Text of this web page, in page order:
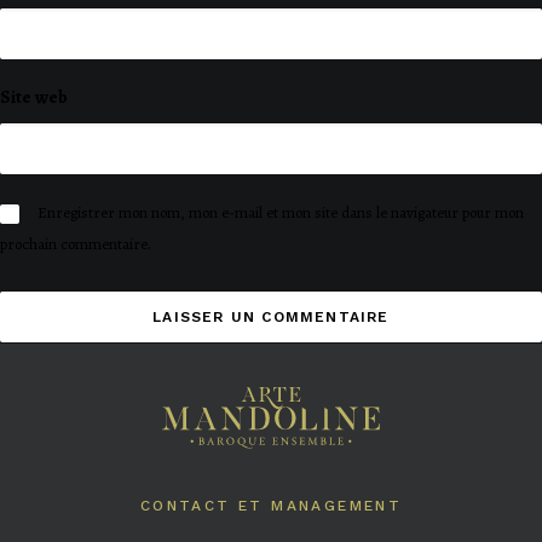
Site web
Enregistrer mon nom, mon e-mail et mon site dans le navigateur pour mon
prochain commentaire.
CONTACT ET MANAGEMENT